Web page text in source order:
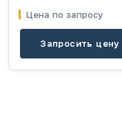
Цена по запросу
Запросить цену